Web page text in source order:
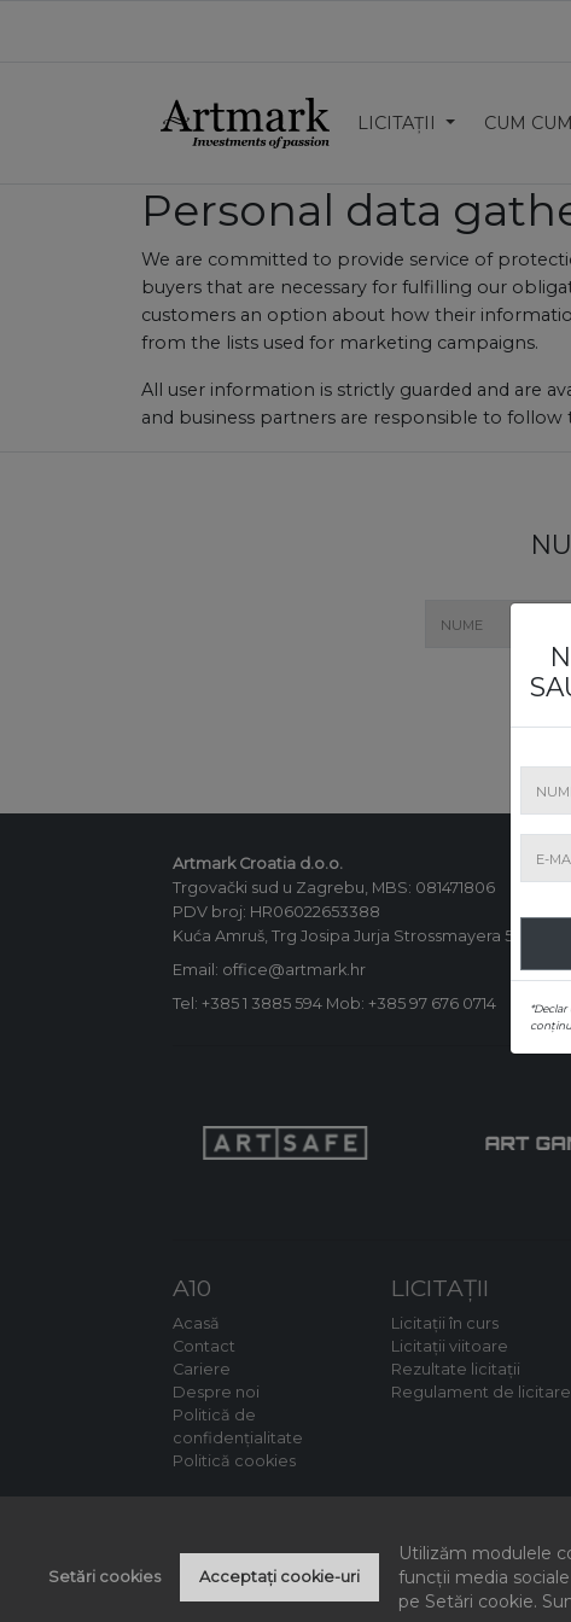
LICITAȚII CUM
Personal data
We are committed to provide service of
buyers that are necessary for fulfilling our
customers an option about how their
from the lists used for marketing campaigns.
All user information is strictly guarded and are
and business partners are responsible to
Artmark Croatia d.o.o.
Trgovački sud u Zagrebu, MBS: 081471806
PDV broj: HR06022653388
Kuća Amruš, Trg Josipa Jurja Strossmayera 5,
Email: office@artmark.hr
Tel: +385 1 3885 594 Mob: +385 97 676 0714
A10
Acasă
Contact
Cariere
Despre noi
Politică de
confidențialitate
Politică cookies
LICITAȚII
Licitații în curs
Licitații viitoare
Rezultate licitații
Regulament de licitare
Utilizăm modulele
funcții media
pe Setări cookie.
Setări cookies Acceptați cookie-uri